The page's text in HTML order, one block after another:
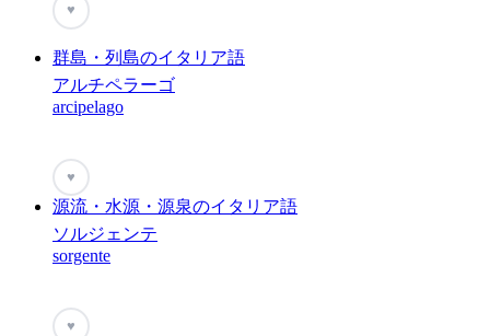
♥
群島・列島のイタリア語
アルチペラーゴ
arcipelago
♥
源流・水源・源泉のイタリア語
ソルジェンテ
sorgente
♥